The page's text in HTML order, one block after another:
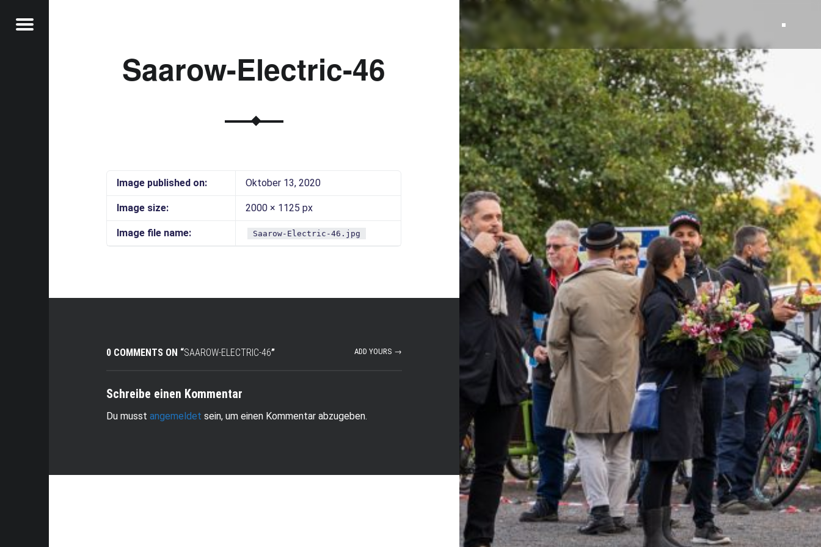
Bad Saarow Electric
Menu
Saarow-Electric-46
Image published on: Oktober 13, 2020
Image size: 2000 × 1125 px
Image file name: Saarow-Electric-46.jpg
0 COMMENTS ON “SAAROW-ELECTRIC-46” ADD YOURS →
Schreibe einen Kommentar
Du musstangemeldet sein, um einen Kommentar abzugeben.